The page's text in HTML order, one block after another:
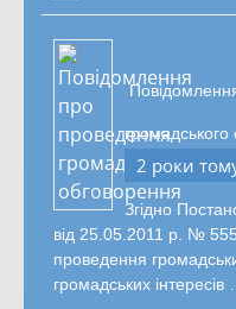
2 роки
Згідно
від 25.05.2011 р. №
проведення
громадських інтересів